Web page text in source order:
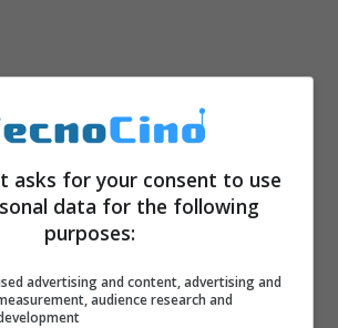
asks for your consent to use
data for the following
purposes:
advertising and content, advertising and
audience research and